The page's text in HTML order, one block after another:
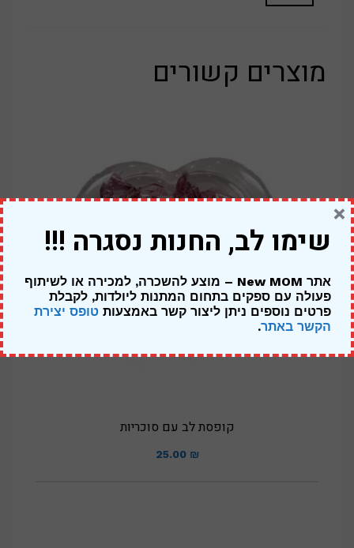
מוצרים קשורים
קופסת לב עם סוכריות
25.00 ₪
שימו לב, החנות נסגרה !!!
אתר New MOM – מוצע להשכרה, למכירה או לשיתוף
פעולה עם ספקים בתחום המתנות ליולדות, לקבלת
פרטים נוספים ניתן ליצור קשר באמצעות טופס יצירת
הקשר באתר.
×